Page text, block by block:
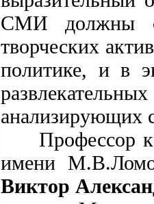
СМИ должны
творческих
политике, и в
анализирующих
Профессор
имени
Виктор